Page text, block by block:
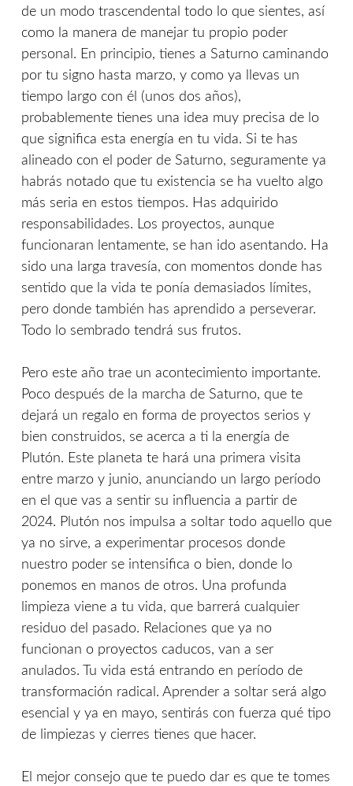
de un modo trascendental todo lo que sientes, así
como la manera de manejar tu propio poder
personal. En principio, tienes a Saturno caminando
por tu signo hasta marzo, y como ya llevas un
tiempo largo con él (unos dos años),
probablemente tienes una idea muy precisa de lo
que significa esta energía en tu vida. Si te has
alineado con el poder de Saturno, seguramente ya
habrás notado que tu existencia se ha vuelto algo
más seria en estos tiempos. Has adquirido
responsabilidades. Los proyectos, aunque
funcionaran lentamente, se han ido asentando. Ha
sido una larga travesía, con momentos donde has
sentido que la vida te ponía demasiados límites,
pero donde también has aprendido a perseverar.
Todo lo sembrado tendrá sus frutos.
Pero este año trae un acontecimiento importante.
Poco después de la marcha de Saturno, que te
dejará un regalo en forma de proyectos serios y
bien construidos, se acerca a ti la energía de
Plutón. Este planeta te hará una primera visita
entre marzo y junio, anunciando un largo período
en el que vas a sentir su influencia a partir de
2024. Plutón nos impulsa a soltar todo aquello que
ya no sirve, a experimentar procesos donde
nuestro poder se intensifica o bien, donde lo
ponemos en manos de otros. Una profunda
limpieza viene a tu vida, que barrerá cualquier
residuo del pasado. Relaciones que ya no
funcionan o proyectos caducos, van a ser
anulados. Tu vida está entrando en período de
transformación radical. Aprender a soltar será algo
esencial y ya en mayo, sentirás con fuerza qué tipo
de limpiezas y cierres tienes que hacer.
El mejor consejo que te puedo dar es que te tomes